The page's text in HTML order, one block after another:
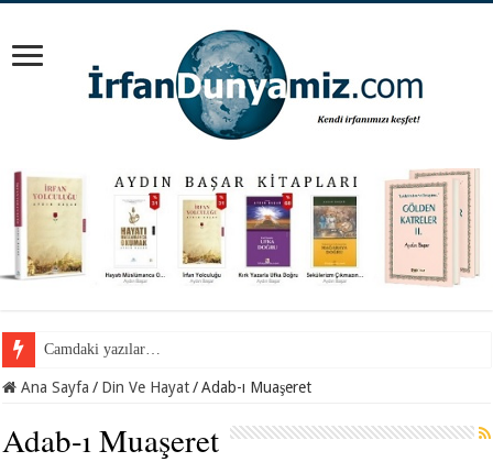
Camdaki yazılar…
Cemil Gül Hocaefendi ile samimi bir sohbet…
Ana Sayfa / Din Ve Hayat / Adab-ı Muaşeret
Adab-ı Muaşeret